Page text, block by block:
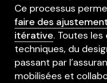
Ce processus
faire des
itérative. Toutes
techniques, du
passant par
mobilisées et